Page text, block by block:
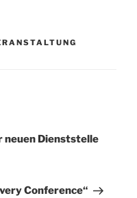
neuen Dienststelle
Conference“